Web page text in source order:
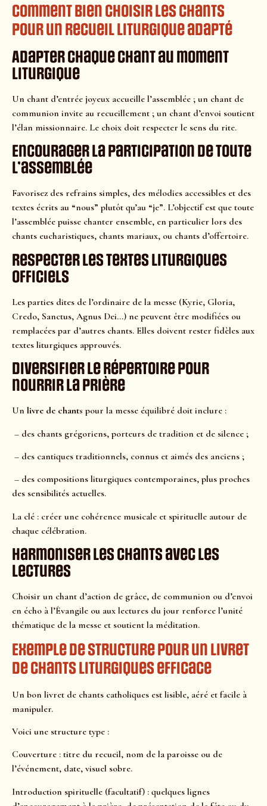
Comment bien choisir les chants
pour un recueil liturgique adapté
Adapter chaque chant au moment
liturgique
Un chant d’entrée joyeux accueille l’assemblée ; un chant de
communion invite au recueillement ; un chant d’envoi soutient
l’élan missionnaire. Le choix doit respecter le sens du rite.
Encourager la participation de toute
l’assemblée
Favorisez des refrains simples, des mélodies accessibles et des
textes écrits au “nous” plutôt qu’au “je”. L’objectif est que toute
l’assemblée puisse chanter ensemble, en particulier lors des
chants eucharistiques, chants mariaux, ou chants d’offertoire.
Respecter les textes liturgiques
officiels
Les parties dites de l’ordinaire de la messe (Kyrie, Gloria,
Credo, Sanctus, Agnus Dei…) ne peuvent être modifiées ou
remplacées par d’autres chants. Elles doivent rester fidèles aux
textes liturgiques approuvés.
Diversifier le répertoire pour
nourrir la prière
Un livre de chants pour la messe équilibré doit inclure :
– des chants grégoriens, porteurs de tradition et de silence ;
– des cantiques traditionnels, connus et aimés des anciens ;
– des compositions liturgiques contemporaines, plus proches
des sensibilités actuelles.
La clé : créer une cohérence musicale et spirituelle autour de
chaque célébration.
Harmoniser les chants avec les
lectures
Choisir un chant d’action de grâce, de communion ou d’envoi
en écho à l’Évangile ou aux lectures du jour renforce l’unité
thématique de la messe et soutient la méditation.
Exemple de structure pour un livret
dechants liturgiquesefficace
Un bon livret de chants catholiques est lisible, aéré et facile à
manipuler.
Voici une structure type :
Couverture : titre du recueil, nom de la paroisse ou de
l’événement, date, visuel sobre.
Introduction spirituelle (facultatif) : quelques lignes